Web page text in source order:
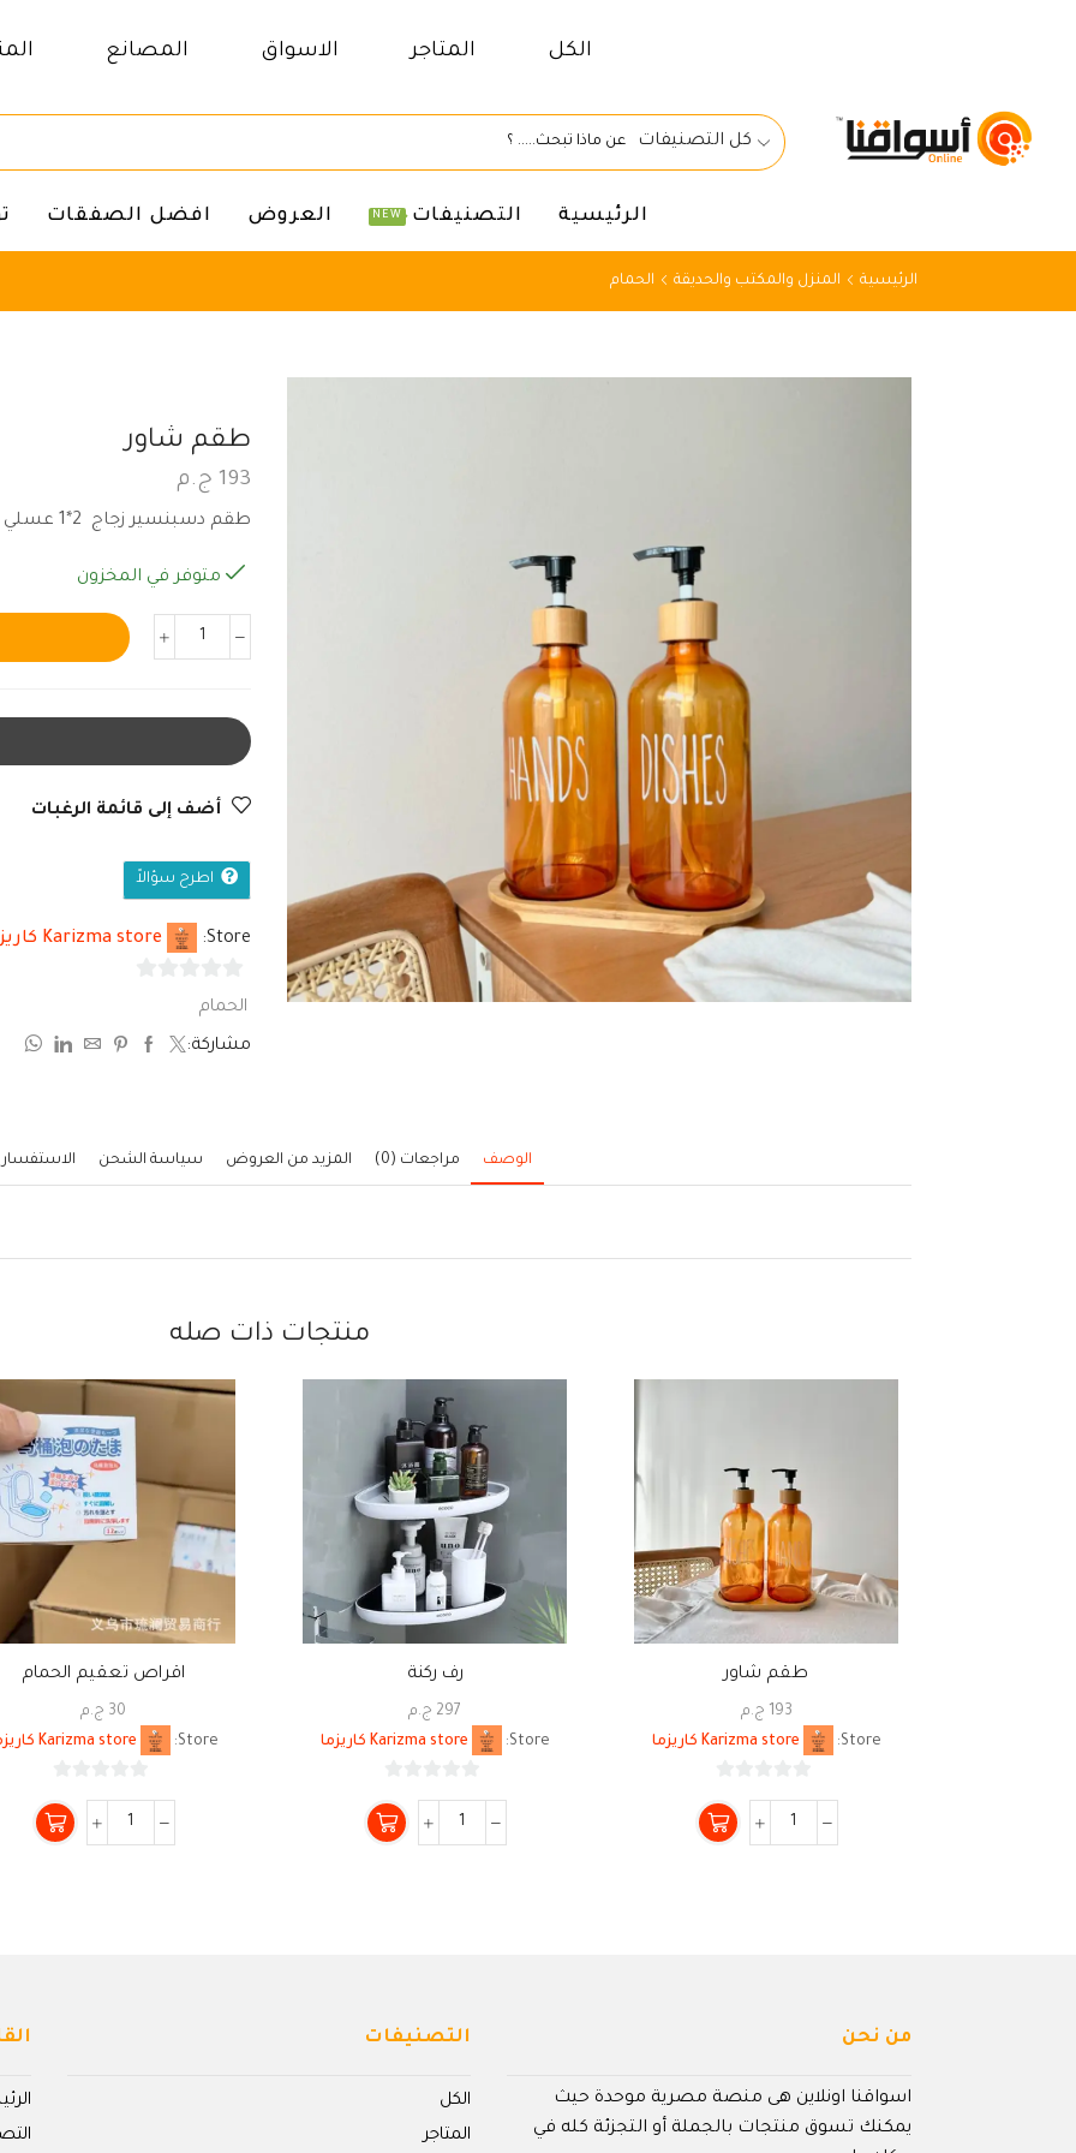
الكل المتاجر الاسواق المصانع
كل التصنيفات
الرئيسية التصنيفات NEW العروض افضل الصفقات
الرئيسية المنزل والمكتب والحديقة الحمام
طقم شاور
193 ج.م
طقم دسبنسير زجاج 2*1 عسلي
متوفر في المخزون
أضف إلى قائمة الرغبات
اطرح سؤالاً
Store: Karizma store كاريزما
الحمام
مشاركة:
الوصف مراجعات (0) المزيد من العروض سياسة الشحن
منتجات ذات صله
طقم شاور
193 ج.م
Store:
Karizma store كاريزما
من
5
رف ركنة
297 ج.م
Store:
Karizma store كاريزما
من
5
اقراص تعقيم الحمام
30 ج.م
Store:
Karizma store كاريزما
من
5
من نحن
اسواقنا اونلاين هى منصة مصرية موحدة حيث
يمكنك تسوق منتجات بالجملة أو التجزئة كله في
التصنيفات
الكل
المتاجر